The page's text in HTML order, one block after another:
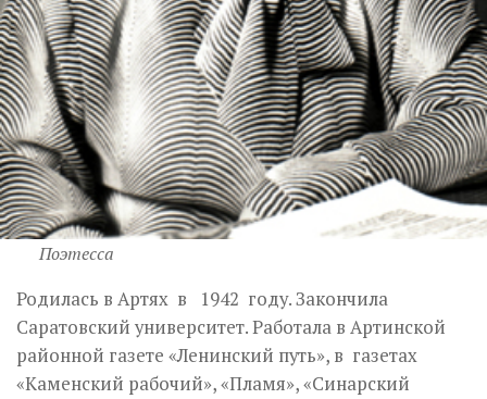
Поэтесса
Родилась в Артях в 1942 году. Закончила
Саратовский университет. Работала в Артинской
районной газете «Ленинский путь», в газетах
«Каменский рабочий», «Пламя», «Синарский